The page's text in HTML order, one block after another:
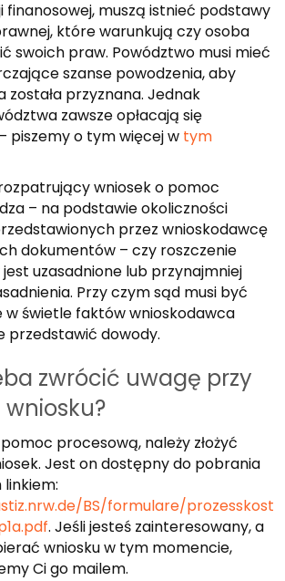
finanosowej, muszą istnieć podstawy
które warunkują czy osoba
swoich praw. Powództwo musi mieć
szanse powodzenia, aby
przyznana. Jednak
zawsze opłacają się
piszemy o tym więcej w tym
wniosek o pomoc
– na podstawie okoliczności
przez wnioskodawcę
dokumentów – czy roszczenie
uzasadnione lub przynajmniej
Przy czym sąd musi być
w świetle faktów wnioskodawca
przedstawić dowody.
zwrócić uwagę przy
wniosku?
procesową, należy złożyć
Jest on dostępny do pobrania
BS/formulare/prozesskost
. Jeśli jesteś zainteresowany, a
wniosku w tym momencie,
Ci go mailem.